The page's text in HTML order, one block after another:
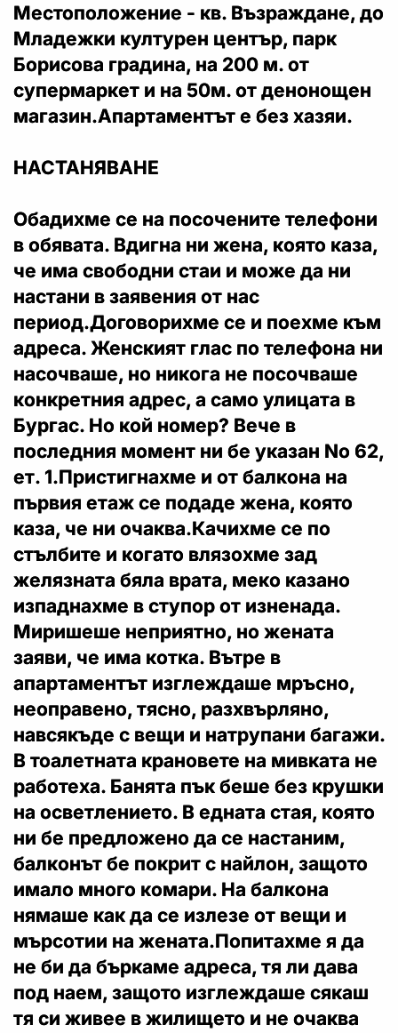
Местоположение - кв. Възраждане, до
Младежки културен център, парк
Борисова градина, на 200 м. от
супермаркет и на 50м. от денонощен
магазин.Апартаментът е без хазяи.
НАСТАНЯВАНЕ
Обадихме се на посочените телефони
в обявата. Вдигна ни жена, която каза,
че има свободни стаи и може да ни
настани в заявения от нас
период.Договорихме се и поехме към
адреса. Женският глас по телефона ни
насочваше, но никога не посочваше
конкретния адрес, а само улицата в
Бургас. Но кой номер? Вече в
последния момент ни бе указан No 62,
ет. 1.Пристигнахме и от балкона на
първия етаж се подаде жена, която
каза, че ни очаква.Качихме се по
стълбите и когато влязохме зад
желязната бяла врата, меко казано
изпаднахме в ступор от изненада.
Миришеше неприятно, но жената
заяви, че има котка. Вътре в
апартаментът изглеждаше мръсно,
неоправено, тясно, разхвърляно,
навсякъде с вещи и натрупани багажи.
В тоалетната крановете на мивката не
работеха. Банята пък беше без крушки
на осветлението. В едната стая, която
ни бе предложено да се настаним,
балконът бе покрит с найлон, защото
имало много комари. На балкона
нямаше как да се излезе от вещи и
мърсотии на жената.Попитахме я да
не би да бъркаме адреса, тя ли дава
под наем, защото изглеждаше сякаш
тя си живее в жилището и не очаква